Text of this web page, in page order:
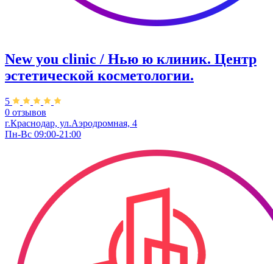
New you clinic / Нью ю клиник. ​Центр
эстетической косметологии.
5
0 отзывов
г.Краснодар, ул.Аэродромная, 4
Пн-Вс 09:00-21:00